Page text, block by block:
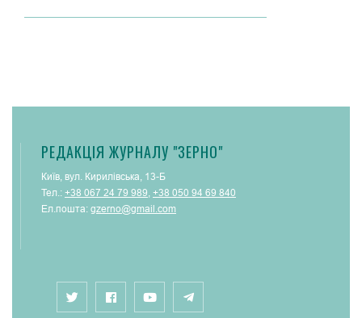
РЕДАКЦІЯ ЖУРНАЛУ "ЗЕРНО"
Київ, вул. Кирилівська, 13-Б
Тел.: +38 067 24 79 989 +38 050 94 69 840
Ел.пошта: gzerno@gmail.com